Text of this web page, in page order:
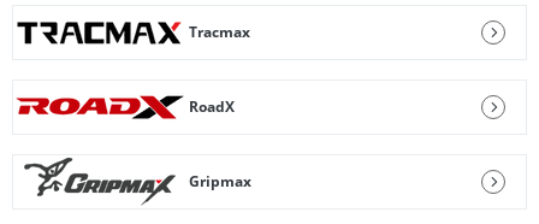
Tracmax
RoadX
Gripmax